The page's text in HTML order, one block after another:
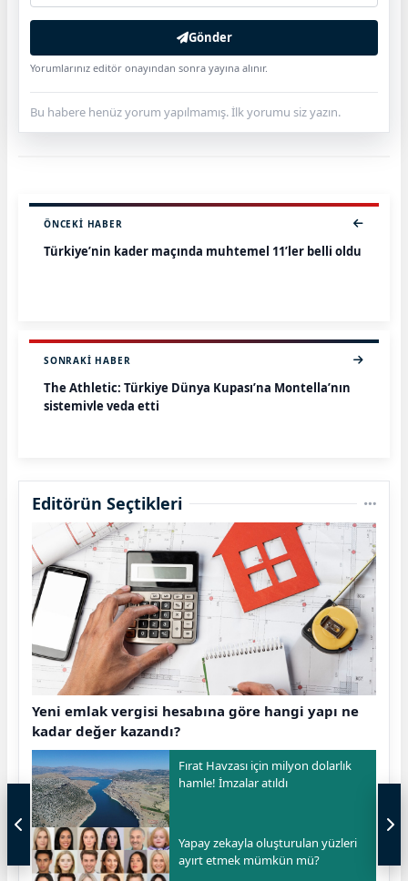
Gönder
Yorumlarınız editör onayından sonra yayına alınır.
Bu habere henüz yorum yapılmamış. İlk yorumu siz yazın.
ÖNCEKI HABER
Türkiye’nin kader maçında muhtemel 11’ler belli oldu
SONRAKI HABER
The Athletic: Türkiye Dünya Kupası’na Montella’nın
sistemiyle veda etti
Editörün Seçtikleri
Yeni emlak vergisi hesabına göre hangi yapı ne
kadar değer kazandı?
Fırat Havzası için milyon dolarlık
hamle! İmzalar atıldı
Yapay zekayla oluşturulan yüzleri
ayırt etmek mümkün mü?